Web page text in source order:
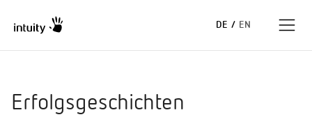
DE / EN
Erfolgsgeschichten